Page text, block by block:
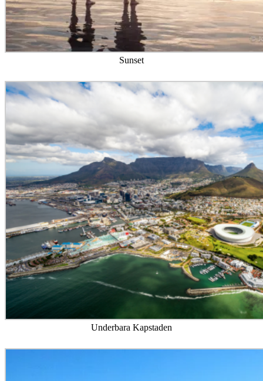
Sunset
Underbara Kapstaden